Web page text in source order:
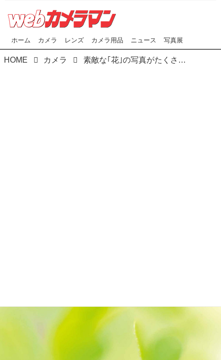
ホーム カメラ レンズ カメラ用品 ニュース 写真展
HOME カメラ 素敵な｢花｣の写真がたくさんあります｡ 2019カレンダー ～｢花｣特集②～